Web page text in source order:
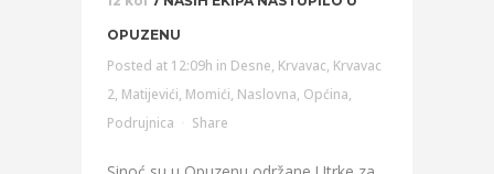
OPUZENU
Posted at 12:09h in Desne, Krvavac, Krvavac
2, Matijevići, Momići, Naslovna, Općina,
Podrujnica
Share